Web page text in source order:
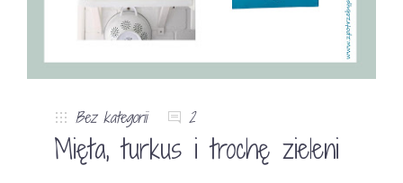
Bez kategorii 2
Mięta, turkus i trochę zieleni